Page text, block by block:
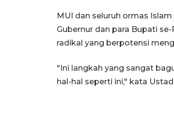
MUI dan seluruh ormas
Gubernur dan para Bupati
radikal yang berpotensi
"Ini langkah yang sangat
hal-hal seperti ini," kata